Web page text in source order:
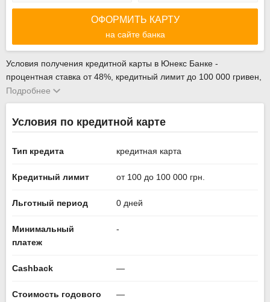
ОФОРМИТЬ КАРТУ
на сайте банка
Условия получения кредитной карты в Юнекс Банке -
процентная ставка от 48%, кредитный лимит до 100 000 гривен,
с онлайн заявкой. Возможна выдача карты без справки о
доходах и без залога. Ознакомится с основными требованиями
по кредитной карте «Мгновенная» Юнекс Банка и оставить
заявку на кредит онлайн можно на нашем сайте, и
можете сравнить другие предложения и выбрать подходящие
официального сайта Юнекс Банка
Подробнее
Условия по кредитной карте
Тип кредита кредитная карта
Кредитный лимит от 100 до 100 000 грн.
Льготный период 0 дней
Минимальный
платеж
-
Cashback —
Стоимость годового
—